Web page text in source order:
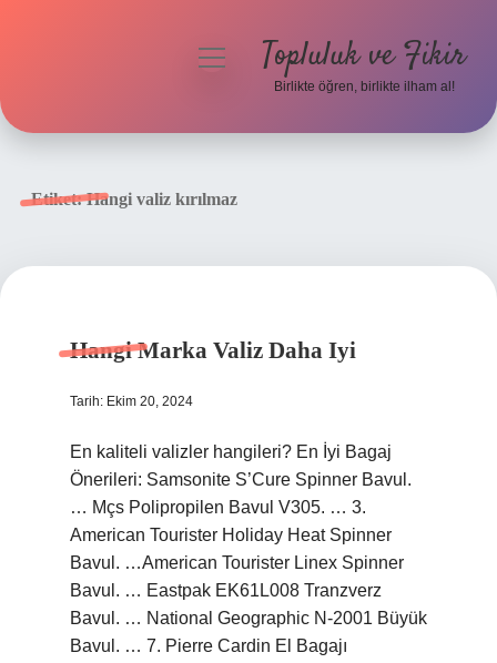
menüyüTopluluk ve Fikir
Birlikte öğren, birlikte ilham al!
Etiket:Hangi valiz kırılmaz
Hangi Marka Valiz Daha Iyi
Tarih: Ekim 20, 2024
En kaliteli valizler hangileri? En İyi Bagaj
Önerileri: Samsonite S’Cure Spinner Bavul.
… Mçs Polipropilen Bavul V305. … 3.
American Tourister Holiday Heat Spinner
Bavul. …American Tourister Linex Spinner
Bavul. … Eastpak EK61L008 Tranzverz
Bavul. … National Geographic N-2001 Büyük
Bavul. … 7. Pierre Cardin El Bagajı